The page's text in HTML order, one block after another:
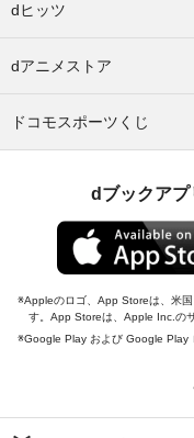
dヒッツ
dアニメストア
ドコモスポーツくじ
dブックアプ
Appleのロゴ、App Storeは、米
す。App Storeは、Apple Inc.の
Google Play および Google Play